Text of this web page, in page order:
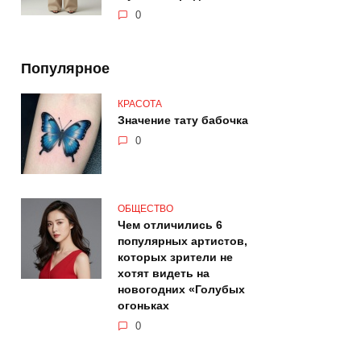
0
Популярное
КРАСОТА
Значение тату бабочка
0
ОБЩЕСТВО
Чем отличились 6
популярных артистов,
которых зрители не
хотят видеть на
новогодних «Голубых
огоньках
0